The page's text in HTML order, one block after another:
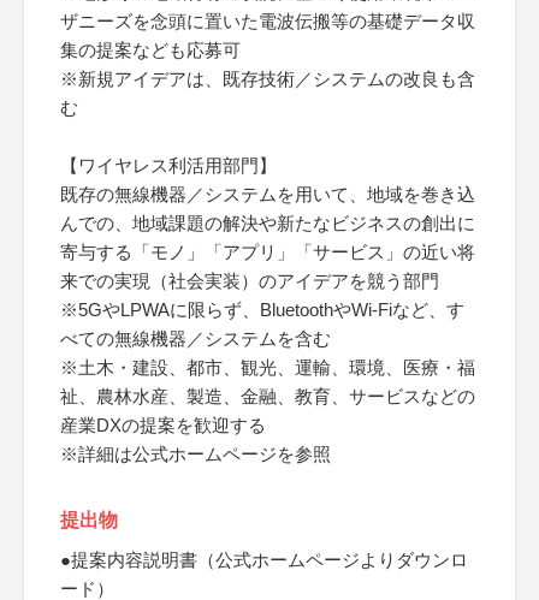
ザニーズを念頭に置いた電波伝搬等の基礎データ収
集の提案なども応募可
※新規アイデアは、既存技術／システムの改良も含
む
【ワイヤレス利活用部門】
既存の無線機器／システムを用いて、地域を巻き込
んでの、地域課題の解決や新たなビジネスの創出に
寄与する「モノ」「アプリ」「サービス」の近い将
来での実現（社会実装）のアイデアを競う部門
※5GやLPWAに限らず、BluetoothやWi-Fiなど、す
べての無線機器／システムを含む
※土木・建設、都市、観光、運輸、環境、医療・福
祉、農林水産、製造、金融、教育、サービスなどの
産業DXの提案を歓迎する
※詳細は公式ホームページを参照
提出物
●提案内容説明書（公式ホームページよりダウンロ
ード）